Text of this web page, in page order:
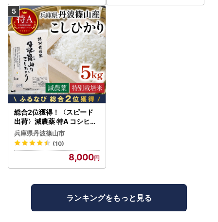
総合2位獲得！〈スピード
出荷〉減農薬 特A コシヒカ
リ 5kg 丹波篠山産 特別栽培
米 こしひかり
兵庫県丹波篠山市
(10)
8,000
ランキングをもっと見る